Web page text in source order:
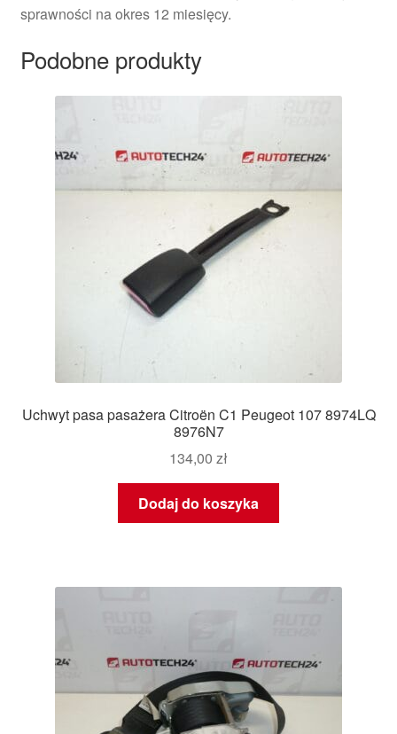
sprawności na okres 12 miesięcy.
Podobne produkty
Uchwyt pasa pasażera Citroën C1 Peugeot 107 8974LQ
8976N7
134,00 zł
Dodaj do koszyka